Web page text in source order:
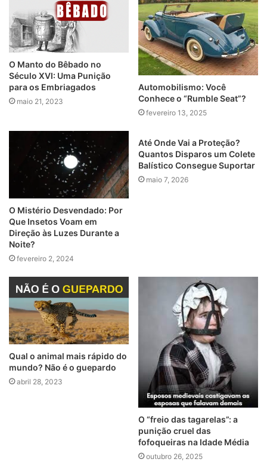
O Manto do Bêbado no
Século XVI: Uma Punição
para os Embriagados
maio 21, 2023
Automobilismo: Você
Conhece o “Rumble Seat”?
fevereiro 13, 2025
O Mistério Desvendado: Por
Que Insetos Voam em
Direção às Luzes Durante a
Noite?
fevereiro 2, 2024
Até Onde Vai a Proteção?
Quantos Disparos um Colete
Balístico Consegue Suportar
maio 7, 2026
Qual o animal mais rápido do
mundo? Não é o guepardo
abril 28, 2023
O “freio das tagarelas”: a
punição cruel das
fofoqueiras na Idade Média
outubro 26, 2025